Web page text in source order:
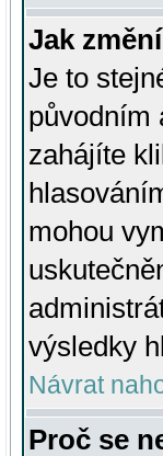
Jak
Je to
původním
zahájíte
mohou
výsledky
Návrat
Proč se